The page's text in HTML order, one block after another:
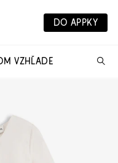
DO APPKY
VZHĽADE